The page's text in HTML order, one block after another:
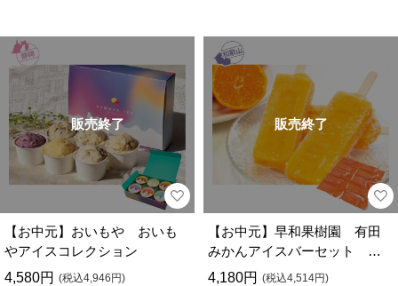
販売終了
【お中元】おいもや おいも
やアイスコレクション
4,580円 (税込4,946円)
販売終了
【お中元】早和果樹園 有田
みかんアイスバーセット Ｃ
Ｄ６－Ｍ１０
4,180円 (税込4,514円)